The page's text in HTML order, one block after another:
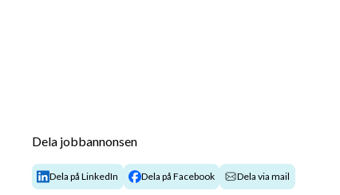
Dela jobbannonsen
Dela på LinkedIn Dela på Facebook Dela via mail